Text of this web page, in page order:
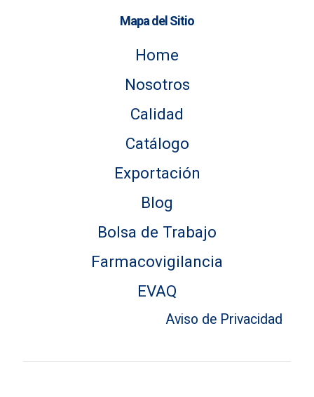
Mapa del Sitio
Home
Nosotros
Calidad
Catálogo
Exportación
Blog
Bolsa de Trabajo
Farmacovigilancia
EVAQ
Aviso de Privacidad